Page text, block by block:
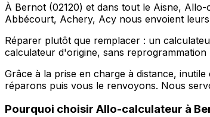
À Bernot (02120) et dans tout le Aisne,
Abbécourt, Achery, Acy nous envoient
Réparer plutôt que remplacer : un
calculateur d'origine, sans reprogrammation
Grâce à la prise en charge à distance,
réparons puis vous le renvoyons. Nous
Pourquoi choisir Allo-calculateur à